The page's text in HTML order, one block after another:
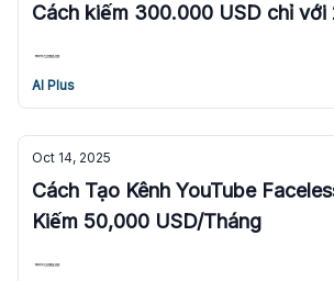
Cách kiếm 300.000 USD chỉ với
AI Plus
Oct 14, 2025
Cách Tạo Kênh YouTube
Kiếm 50,000 USD/Tháng